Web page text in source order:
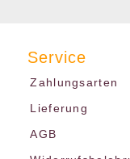
Service
Zahlungsarten
Lieferung
AGB